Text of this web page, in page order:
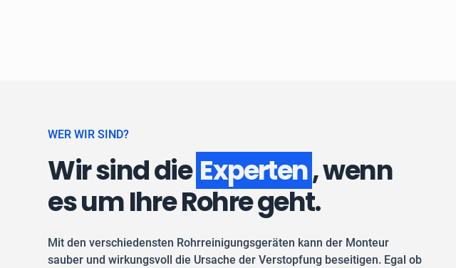
WER WIR SIND?
Wir sind die Experten, wenn
es um Ihre Rohre geht.
Mit den verschiedensten Rohrreinigungsgeräten kann der Monteur
sauber und wirkungsvoll die Ursache der Verstopfung beseitigen. Egal ob